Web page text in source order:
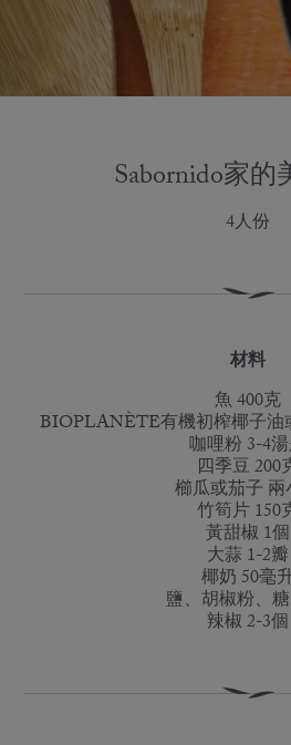
Sabornido家
4人份
材料
魚 400克
BIOPLANÈTE有機初榨椰子油
咖哩粉 3-4
四季豆 200
櫛瓜或茄子 兩
竹筍片 150
黃甜椒 1個
大蒜 1-2瓣
椰奶 50毫
鹽、胡椒粉、
辣椒 2-3個